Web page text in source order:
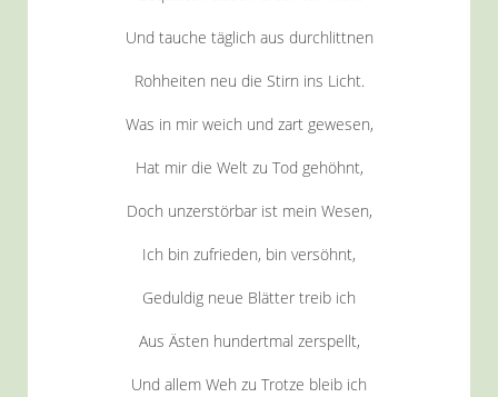
Und tauche täglich aus durchlittnen
Rohheiten neu die Stirn ins Licht.
Was in mir weich und zart gewesen,
Hat mir die Welt zu Tod gehöhnt,
Doch unzerstörbar ist mein Wesen,
Ich bin zufrieden, bin versöhnt,
Geduldig neue Blätter treib ich
Aus Ästen hundertmal zerspellt,
Und allem Weh zu Trotze bleib ich